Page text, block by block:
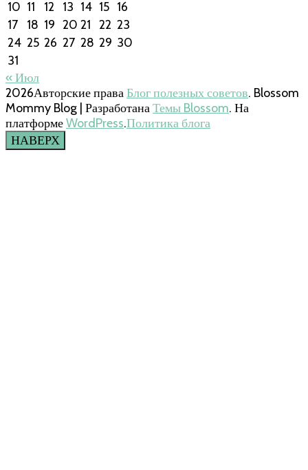
10 11 12 13 14 15 16
17
18 19 20 21 22 23
24 25 26 27 28 29 30
31
« Июл
2026Авторские праваБлог полезных советов. Blossom
Mommy Blog | РазработанаТемы Blossom. На
платформеWordPress.Политика блога
НАВЕРХ